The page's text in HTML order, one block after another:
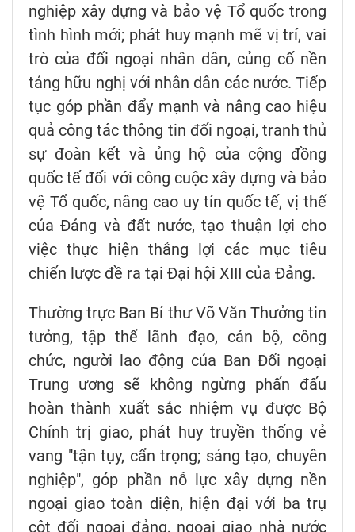
nghiệp xây dựng và bảo vệ Tổ quốc trong
tình hình mới; phát huy mạnh mẽ vị trí, vai
trò của đối ngoại nhân dân, củng cố nền
tảng hữu nghị với nhân dân các nước. Tiếp
tục góp phần đẩy mạnh và nâng cao hiệu
quả công tác thông tin đối ngoại, tranh thủ
sự đoàn kết và ủng hộ của cộng đồng
quốc tế đối với công cuộc xây dựng và bảo
vệ Tổ quốc, nâng cao uy tín quốc tế, vị thế
của Đảng và đất nước, tạo thuận lợi cho
việc thực hiện thắng lợi các mục tiêu
chiến lược đề ra tại Đại hội XIII của Đảng.
Thường trực Ban Bí thư Võ Văn Thưởng tin
tưởng, tập thể lãnh đạo, cán bộ, công
chức, người lao động của Ban Đối ngoại
Trung ương sẽ không ngừng phấn đấu
hoàn thành xuất sắc nhiệm vụ được Bộ
Chính trị giao, phát huy truyền thống vẻ
vang "tận tụy, cẩn trọng; sáng tạo, chuyên
nghiệp", góp phần nỗ lực xây dựng nền
ngoại giao toàn diện, hiện đại với ba trụ
cột đối ngoại đảng, ngoại giao nhà nước